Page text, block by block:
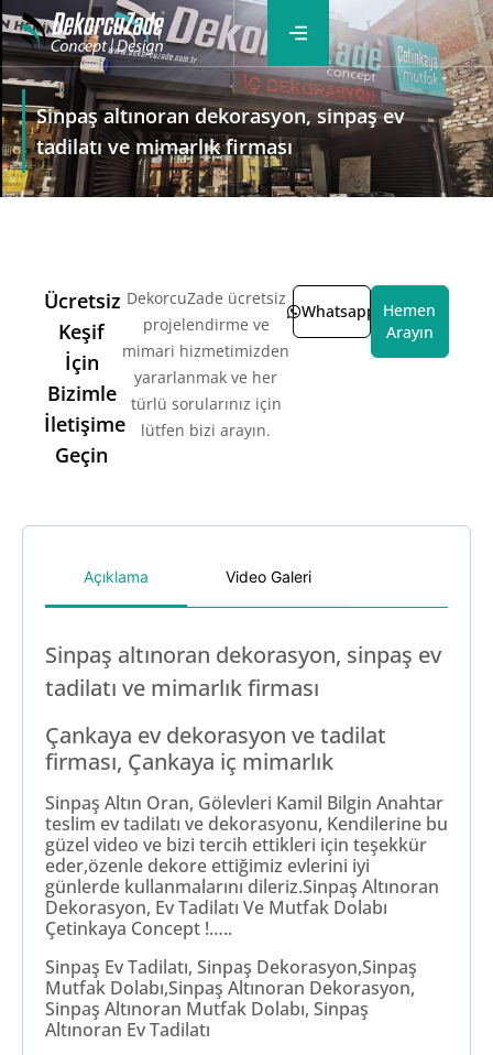
Sinpaş altınoran dekorasyon, sinpaş ev
tadilatı ve mimarlık firması
Ücretsiz
Keşif
İçin
Bizimle
İletişime
Geçin
DekorcuZade ücretsiz
projelendirme ve
mimari hizmetimizden
yararlanmak ve her
türlü sorularınız için
lütfen bizi arayın.
Whatsapp
Hemen
Arayın
Açıklama Video Galeri
Sinpaş altınoran dekorasyon, sinpaş ev
tadilatı ve mimarlık firması
Çankaya ev dekorasyon ve tadilat
firması, Çankaya iç mimarlık
Sinpaş Altın Oran, Gölevleri Kamil Bilgin Anahtar
teslim ev tadilatı ve dekorasyonu, Kendilerine bu
güzel video ve bizi tercih ettikleri için teşekkür
eder,özenle dekore ettiğimiz evlerini iyi
günlerde kullanmalarını dileriz.Sinpaş Altınoran
Dekorasyon, Ev Tadilatı Ve Mutfak Dolabı
Çetinkaya Concept !…..
Sinpaş Ev Tadilatı, Sinpaş Dekorasyon,Sinpaş
Mutfak Dolabı,Sinpaş Altınoran Dekorasyon,
Sinpaş Altınoran Mutfak Dolabı, Sinpaş
Altınoran Ev Tadilatı